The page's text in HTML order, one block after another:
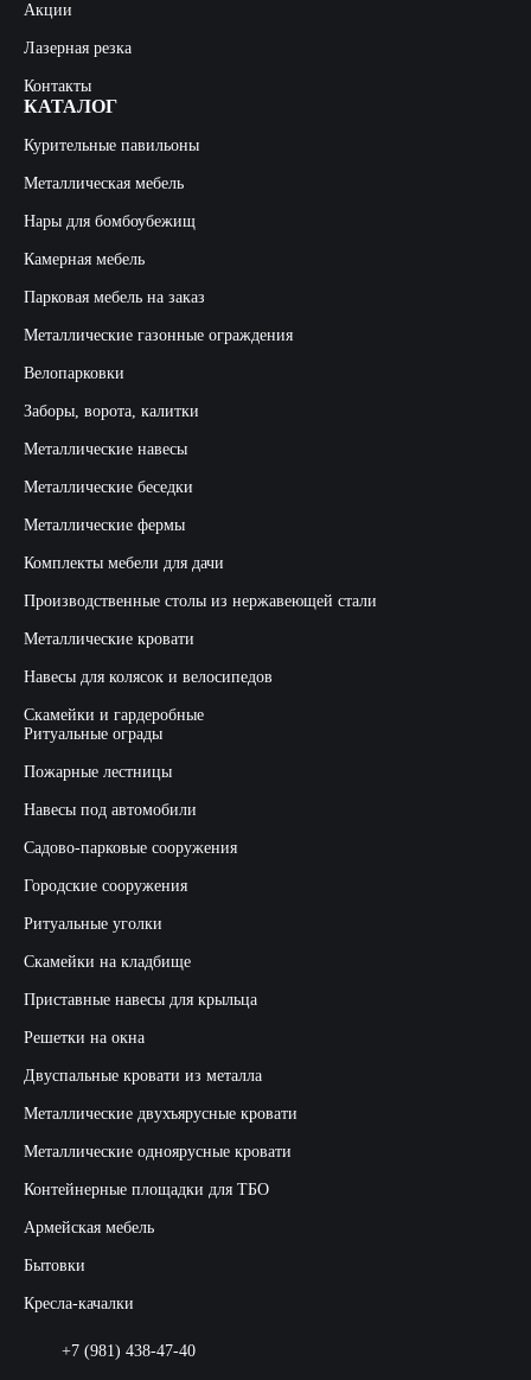
Акции
Лазерная резка
Контакты
КАТАЛОГ
Курительные павильоны
Металлическая мебель
Нары для бомбоубежищ
Камерная мебель
Парковая мебель на заказ
Металлические газонные ограждения
Велопарковки
Заборы, ворота, калитки
Металлические навесы
Металлические беседки
Металлические фермы
Комплекты мебели для дачи
Производственные столы из нержавеющей стали
Металлические кровати
Навесы для колясок и велосипедов
Скамейки и гардеробные
Ритуальные ограды
Пожарные лестницы
Навесы под автомобили
Садово-парковые сооружения
Городские сооружения
Ритуальные уголки
Скамейки на кладбище
Приставные навесы для крыльца
Решетки на окна
Двуспальные кровати из металла
Металлические двухъярусные кровати
Металлические одноярусные кровати
Контейнерные площадки для ТБО
Армейская мебель
Бытовки
Кресла-качалки
+7 (981) 438-47-40